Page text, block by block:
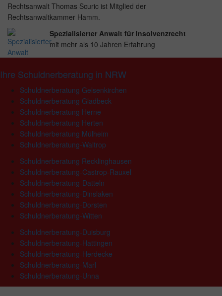
Rechtsanwalt Thomas Scuric ist Mitglied der
Rechtsanwaltkammer Hamm.
Spezialisierter Anwalt für Insolvenzrecht
mit mehr als 10 Jahren Erfahrung
Ihre Schuldnerberatung in NRW
Schuldnerberatung Gelsenkirchen
Schuldnerberatung Gladbeck
Schuldnerberatung Herne
Schuldnerberatung Herten
Schuldnerberatung Mülheim
Schuldnerberatung-Waltrop
Schuldnerberatung Recklinghausen
Schuldnerberatung-Castrop-Rauxel
Schuldnerberatung-Datteln
Schuldnerberatung-Dinslaken
Schuldnerberatung-Dorsten
Schuldnerberatung-Witten
Schuldnerberatung-Duisburg
Schuldnerberatung-Hattingen
Schuldnerberatung-Herdecke
Schuldnerberatung-Marl
Schuldnerberatung-Unna